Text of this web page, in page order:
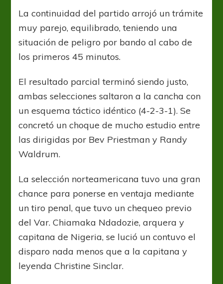
La continuidad del partido arrojó un trámite
muy parejo, equilibrado, teniendo una
situación de peligro por bando al cabo de
los primeros 45 minutos.
El resultado parcial terminó siendo justo,
ambas selecciones saltaron a la cancha con
un esquema táctico idéntico (4-2-3-1). Se
concretó un choque de mucho estudio entre
las dirigidas por Bev Priestman y Randy
Waldrum.
La selección norteamericana tuvo una gran
chance para ponerse en ventaja mediante
un tiro penal, que tuvo un chequeo previo
del Var. Chiamaka Ndadozie, arquera y
capitana de Nigeria, se lució un contuvo el
disparo nada menos que a la capitana y
leyenda Christine Sinclar.